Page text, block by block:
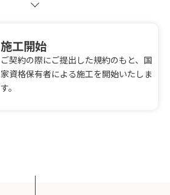
施工開始
ご契約の際にご提出した規約のもと、国
家資格保有者による施工を開始いたしま
す。